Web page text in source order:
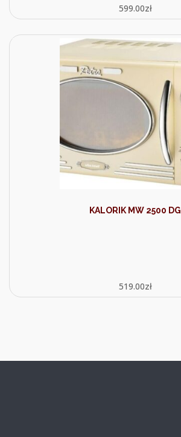
599.00zł
KALORIK MW 2500 DG
519.00zł